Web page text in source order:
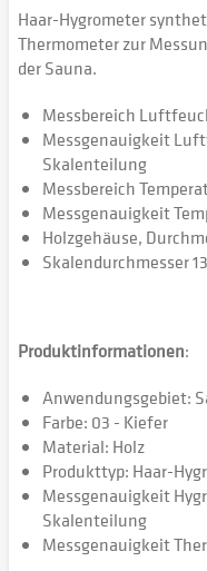
Haar-Hygrometer
Thermometer zur
der Sauna.
Messbereich
Messgenauigkeit
Skalenteilung
Messbereich
Messgenauigkeit
Holzgehäuse,
Skalendurchmesser
Produktinformationen:
Anwendungsgebiet:
Farbe: 03 - Kiefer
Material: Holz
Produkttyp: Haar-
Messgenauigkeit
Skalenteilung
Messgenauigkeit